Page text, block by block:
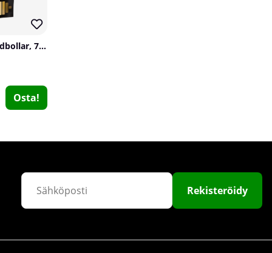
Elit Nutrition
9
Tyngre Bakmix Chokladbollar, 750 g
Osta!
Rekisteröidy